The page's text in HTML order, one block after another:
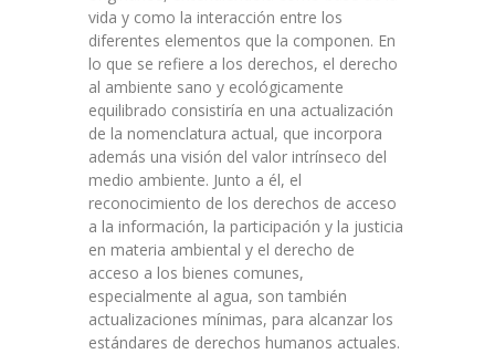
vida y como la interacción entre los
diferentes elementos que la componen. En
lo que se refiere a los derechos, el derecho
al ambiente sano y ecológicamente
equilibrado consistiría en una actualización
de la nomenclatura actual, que incorpora
además una visión del valor intrínseco del
medio ambiente. Junto a él, el
reconocimiento de los derechos de acceso
a la información, la participación y la justicia
en materia ambiental y el derecho de
acceso a los bienes comunes,
especialmente al agua, son también
actualizaciones mínimas, para alcanzar los
estándares de derechos humanos actuales.